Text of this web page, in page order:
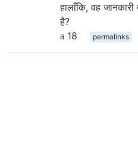
हालाँकि, वह
है?
18
permalinks